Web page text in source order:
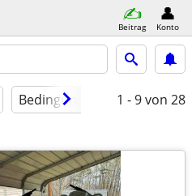
Beitrag Konto
Bedingung 1 - 9von 28